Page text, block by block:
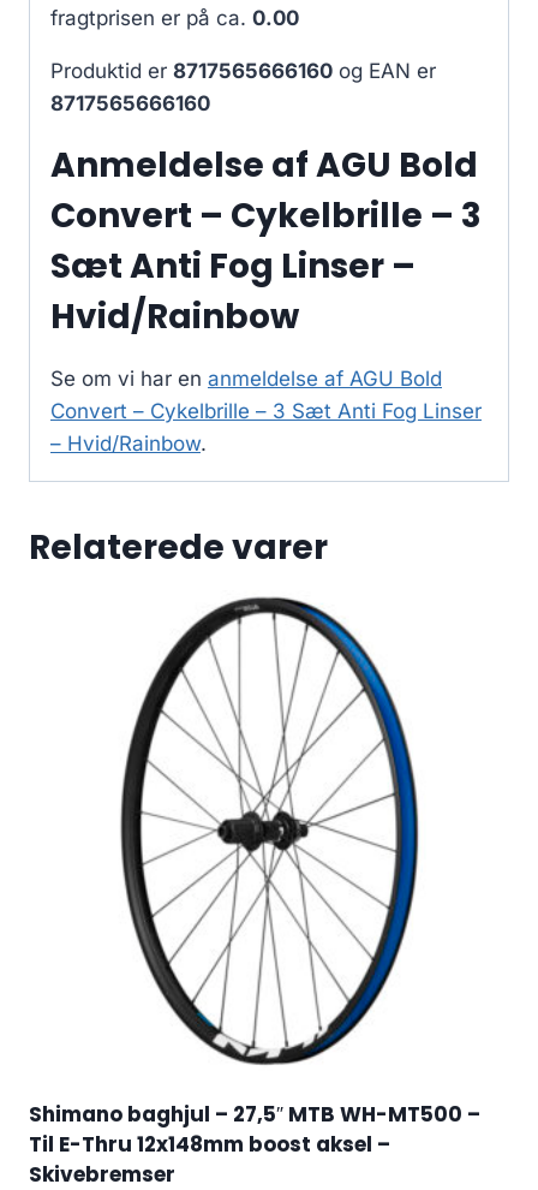
fragtprisen er på ca. 0.00
Produktid er 8717565666160 og EAN er
8717565666160
Anmeldelse af AGU Bold
Convert – Cykelbrille – 3
Sæt Anti Fog Linser –
Hvid/Rainbow
Se om vi har en anmeldelse af AGU Bold
Convert – Cykelbrille – 3 Sæt Anti Fog Linser
– Hvid/Rainbow.
Relaterede varer
Shimano baghjul – 27,5″ MTB WH-MT500 –
Til E-Thru 12x148mm boost aksel –
Skivebremser